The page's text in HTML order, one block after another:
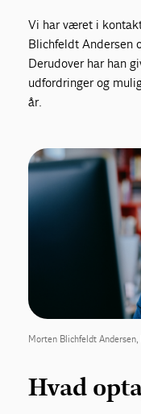
Vi har været i
Blichfeldt Andersen
Derudover har han
udfordringer og
år.
Morten Blichfeldt
Hvad